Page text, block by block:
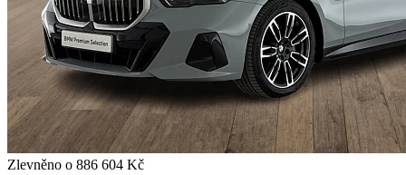
Zlevněno o 886 604 Kč